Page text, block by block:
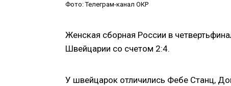
Фото: Телеграм-канал ОКР
Женская сборная России в
Швейцарии со счетом 2:4.
У швейцарок отличились Фебе Станц,